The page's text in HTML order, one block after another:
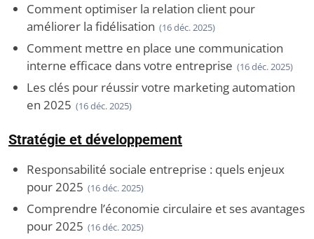
Comment optimiser la relation client pour
améliorer la fidélisation (16 déc. 2025)
Comment mettre en place une communication
interne efficace dans votre entreprise (16 déc. 2025)
Les clés pour réussir votre marketing automation
en 2025 (16 déc. 2025)
Stratégie et développement
Responsabilité sociale entreprise : quels enjeux
pour 2025 (16 déc. 2025)
Comprendre l’économie circulaire et ses avantages
pour 2025 (16 déc. 2025)